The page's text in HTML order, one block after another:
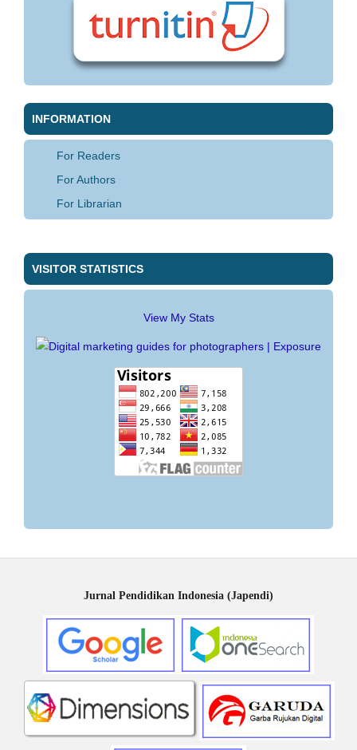
INFORMATION
For Readers
For Authors
For Librarian
VISITOR STATISTICS
View My Stats
Jurnal Pendidikan Indonesia (Japendi)